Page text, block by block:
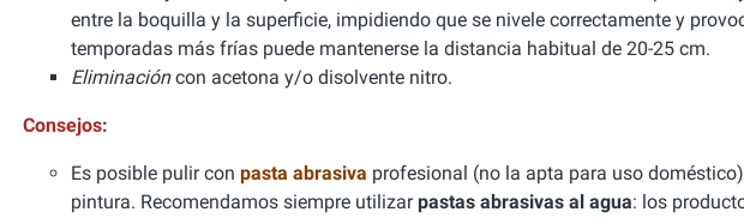
entre la boquilla y la superficie, impidiendo que se nivele correctamente y
temporadas más frías puede mantenerse la distancia habitual de 20-25 cm.
Eliminacióncon acetona y/o disolvente nitro.
Consejos:
Es posible pulir con pasta abrasiva profesional (no la apta para uso
pintura. Recomendamos siempre utilizarpastas abrasivas al agua: los